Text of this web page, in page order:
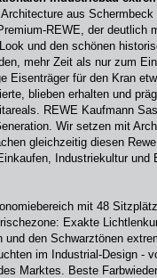
aus
REWE, der deutlich
und den schönen
mehr Zeit als nur zum
Eisenträger für den Kran
blieben erhalten und
REWE Kaufmann
Wir setzen mit
gleichzeitig diesen
Industriekultur und
mit 48
Exakte
und den Schwarztönen
im Industrial-Design -
Marktes. Beste